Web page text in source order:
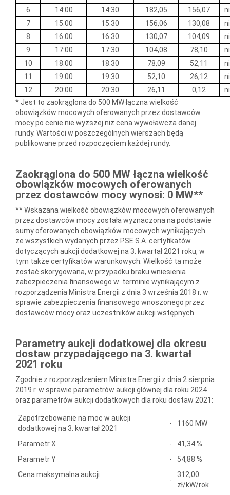
6
14:00 14:30 182,05 156,07
7
15:00 15:30 156,06 130,08
8
16:00 16:30 130,07 104,09
9
17:00 17:30 104,08 78,10
10
18:00 18:30 78,09 52,11
11
19:00 19:30 52,10 26,12
12
20:00 20:30 26,11 0,12
* Jest to zaokrąglona do 500 MW łączna wielkość
obowiązków mocowych oferowanych przez dostawców
mocy po cenie nie wyższej niż cena wywoławcza danej
rundy. Wartości w poszczególnych wierszach będą
publikowane przed rozpoczęciem każdej rundy.
Zaokrąglona do 500 MW łączna wielkość
obowiązków mocowych oferowanych
przez dostawców mocy wynosi: 0 MW**
** Wskazana wielkość obowiązków mocowych oferowanych
przez dostawców mocy została wyznaczona na podstawie
sumy oferowanych obowiązków mocowych wynikających
ze wszystkich wydanych przez PSE S.A. certyfikatów
dotyczących aukcji dodatkowej na 3. kwartał 2021 roku, w
tym także certyfikatów warunkowych. Wielkość ta może
zostać skorygowana, w przypadku braku wniesienia
zabezpieczenia finansowego w terminie wynikającym z
rozporządzenia Ministra Energii z dnia 3 września 2018 r. w
sprawie zabezpieczenia finansowego wnoszonego przez
dostawców mocy oraz uczestników aukcji wstępnych.
Parametry aukcji dodatkowej dla okresu
dostaw przypadającego na 3. kwartał
2021 roku
Zgodnie z rozporządzeniem Ministra Energii z dnia 2 sierpnia
2019 r. w sprawie parametrów aukcji głównej dla roku 2024
oraz parametrów aukcji dodatkowych dla roku dostaw 2021:
Zapotrzebowanie na moc w aukcji
dodatkowej na 3. kwartał 2021
- 1160 MW
Parametr X -
41,34 %
Parametr Y
-
54,88 %
Cena maksymalna aukcji
-
312,00
zł/kW/rok